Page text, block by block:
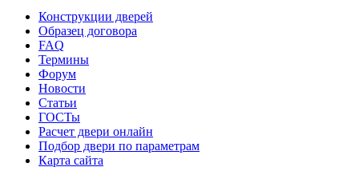
Конструкции дверей
Образец договора
FAQ
Термины
Форум
Новости
Статьи
ГОСТы
Расчет двери онлайн
Подбор двери по параметрам
Карта сайта